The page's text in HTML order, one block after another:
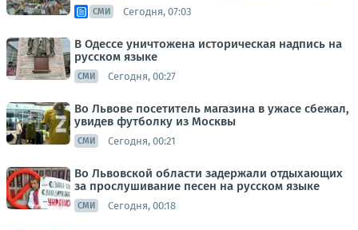
СМИ Сегодня, 07:03
В Одессе уничтожена историческая надпись на
русском языке
СМИ Сегодня, 00:27
Во Львове посетитель магазина в ужасе сбежал,
увидев футболку из Москвы
СМИ Сегодня, 00:21
Во Львовской области задержали отдыхающих
за прослушивание песен на русском языке
СМИ Сегодня, 00:18